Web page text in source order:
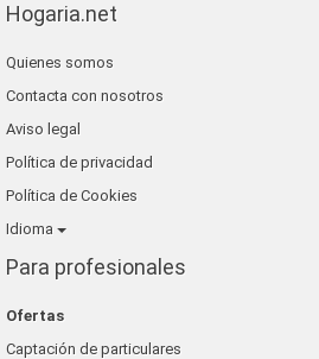
Hogaria.net
Quienes somos
Contacta con nosotros
Aviso legal
Política de privacidad
Política de Cookies
Idioma
Para profesionales
Ofertas
Captación de particulares